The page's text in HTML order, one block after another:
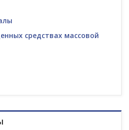
средствах массовой